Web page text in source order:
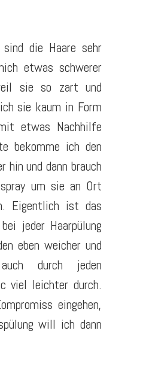
die Haare sehr
etwas schwerer
sie so zart und
sie kaum in Form
etwas Nachhilfe
bekomme ich den
hin und dann brauch
um sie an Ort
Eigentlich ist das
jeder Haarpülung
eben weicher und
durch jeden
viel leichter durch.
eingehen,
will ich dann